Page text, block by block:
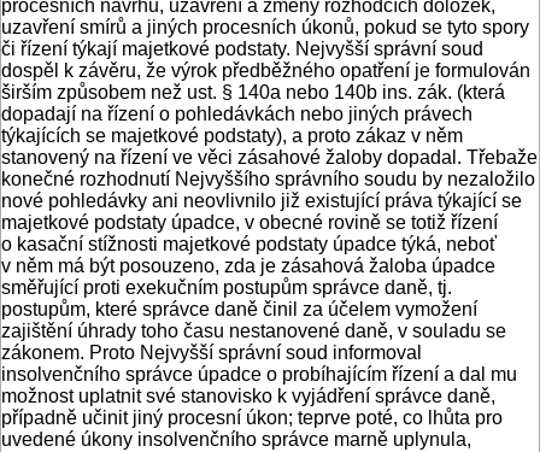
procesních návrhů, uzavření a změny rozhodčích doložek,
uzavření smírů a jiných procesních úkonů, pokud se tyto spory
či řízení týkají majetkové podstaty. Nejvyšší správní soud
dospěl k závěru, že výrok předběžného opatření je formulován
širším způsobem než ust. § 140a nebo 140b ins. zák. (která
dopadají na řízení o pohledávkách nebo jiných právech
týkajících se majetkové podstaty), a proto zákaz v něm
stanovený na řízení ve věci zásahové žaloby dopadal. Třebaže
konečné rozhodnutí Nejvyššího správního soudu by nezaložilo
nové pohledávky ani neovlivnilo již existující práva týkající se
majetkové podstaty úpadce, v obecné rovině se totiž řízení
o kasační stížnosti majetkové podstaty úpadce týká, neboť
v něm má být posouzeno, zda je zásahová žaloba úpadce
směřující proti exekučním postupům správce daně, tj.
postupům, které správce daně činil za účelem vymožení
zajištění úhrady toho času nestanovené daně, v souladu se
zákonem. Proto Nejvyšší správní soud informoval
insolvenčního správce úpadce o probíhajícím řízení a dal mu
možnost uplatnit své stanovisko k vyjádření správce daně,
případně učinit jiný procesní úkon; teprve poté, co lhůta pro
uvedené úkony insolvenčního správce marně uplynula,